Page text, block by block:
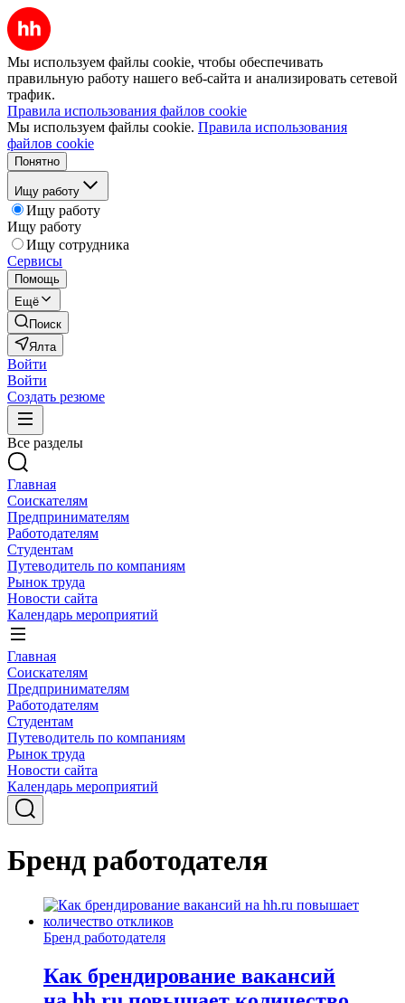
Мы используем файлы cookie, чтобы обеспечивать
правильную работу нашего веб-сайта и анализировать сетевой
трафик.
Правила использования файлов cookie
Мы используем файлы cookie. Правила использования
файлов cookie
Понятно
Ищу работу
Ищу работу
Ищу работу
Ищу сотрудника
Сервисы
Помощь
Ещё
Поиск
Ялта
Войти
Войти
Создать резюме
Все разделы
Главная
Соискателям
Предпринимателям
Работодателям
Студентам
Путеводитель по компаниям
Рынок труда
Новости сайта
Календарь мероприятий
Главная
Соискателям
Предпринимателям
Работодателям
Студентам
Путеводитель по компаниям
Рынок труда
Новости сайта
Календарь мероприятий
Бренд работодателя
Бренд работодателя
Как брендирование вакансий